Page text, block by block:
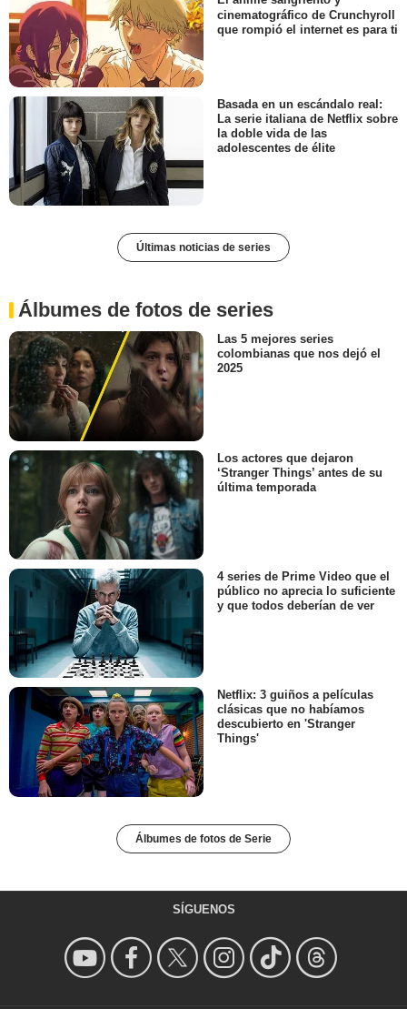
cinematográfico de Crunchyroll
que rompió el internet es para ti
Basada en un escándalo real:
La serie italiana de Netflix sobre
la doble vida de las
adolescentes de élite
Últimas noticias de series
Álbumes de fotos de series
Las 5 mejores series
colombianas que nos dejó el
2025
Los actores que dejaron
‘Stranger Things’ antes de su
última temporada
4 series de Prime Video que el
público no aprecia lo suficiente
y que todos deberían de ver
Netflix: 3 guiños a películas
clásicas que no habíamos
descubierto en 'Stranger
Things'
Álbumes de fotos de Serie
SÍGUENOS